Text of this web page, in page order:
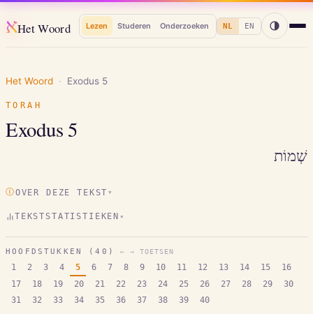
אHet Woord Lezen Studeren Onderzoeken NL EN
Het Woord · Exodus 5
TORAH
Exodus 5
שְׁמוֹת
ⒾOVER DEZE TEKST ▾
TEKSTSTATISTIEKEN ▾
HOOFDSTUKKEN (40 ) ← → TOETSEN
1 2 3 4 5 6 7 8 9 10 11 12 13 14 15
16
17
18 19 20 21 22 23 24 25 26 27 28 29
30
31
32 33 34 35 36 37 38 39 40